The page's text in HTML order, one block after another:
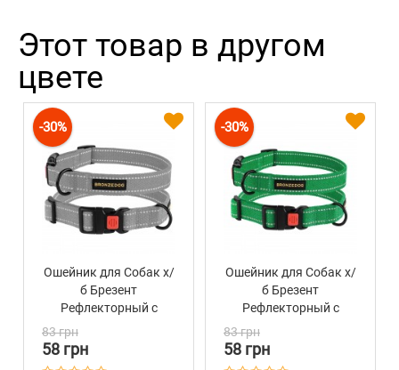
Этот товар в другом
цвете
-30%
Ошейник для Собак х/
б Брезент
Рефлекторный c
Пластиковой пряжкой
Bronzedog Сotton
83 грн
58 грн
-30%
Ошейник для Собак х/
б Брезент
Рефлекторный c
Пластиковой пряжкой
Bronzedog Сotton
Изумрудный
83 грн
58 грн